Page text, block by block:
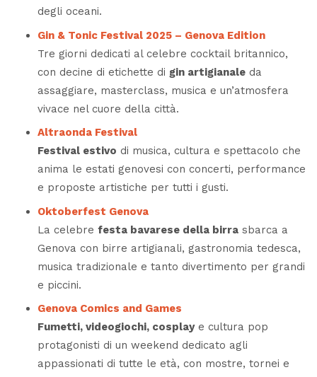
degli oceani.
Gin & Tonic Festival 2025 – Genova Edition
Tre giorni dedicati al celebre cocktail britannico,
con decine di etichette di gin artigianaleda
assaggiare, masterclass, musica e un’atmosfera
vivace nel cuore della città.
Altraonda Festival
Festival estivo di musica, cultura e spettacolo che
anima le estati genovesi con concerti, performance
e proposte artistiche per tutti i gusti.
Oktoberfest Genova
La celebre festa bavarese della birrasbarca a
Genova con birre artigianali, gastronomia tedesca,
musica tradizionale e tanto divertimento per grandi
e piccini.
Genova Comics and Games
Fumetti, videogiochi, cosplaye cultura pop
protagonisti di un weekend dedicato agli
appassionati di tutte le età, con mostre, tornei e